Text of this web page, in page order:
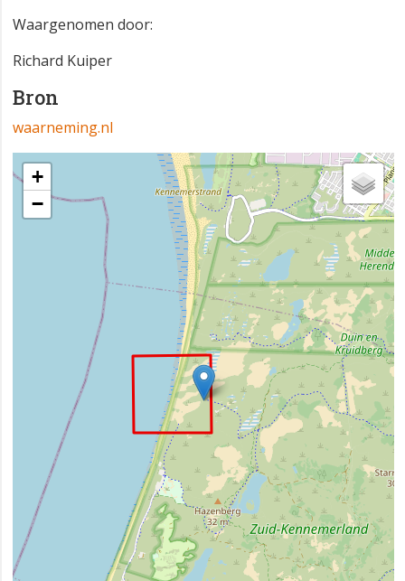
Waargenomen door:
Richard Kuiper
Bron
waarneming.nl
+
−